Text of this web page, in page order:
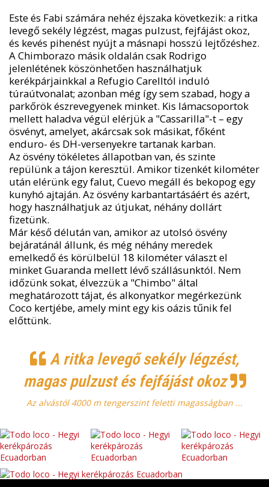
Este és Fabi számára nehéz éjszaka következik: a ritka
levegő sekély légzést, magas pulzust, fejfájást okoz,
és kevés pihenést nyújt a másnapi hosszú lejtőzéshez.
A Chimborazo másik oldalán csak Rodrigo
jelenlétének köszönhetően használhatjuk
kerékpárjainkkal a Refugio Carelltól induló
túraútvonalat; azonban még így sem szabad, hogy a
parkőrök észrevegyenek minket. Kis lámacsoportok
mellett haladva végül elérjük a "Cassarilla"-t – egy
ösvényt, amelyet, akárcsak sok másikat, főként
enduro- és DH-versenyekre tartanak karban.
Az ösvény tökéletes állapotban van, és szinte
repülünk a tájon keresztül. Amikor tizenkét kilométer
után elérünk egy falut, Cuevo megáll és bekopog egy
kunyhó ajtaján. Az ösvény karbantartásáért és azért,
hogy használhatjuk az útjukat, néhány dollárt
fizetünk.
Már késő délután van, amikor az utolsó ösvény
bejáratánál állunk, és még néhány meredek
emelkedő és körülbelül 18 kilométer választ el
minket Guaranda mellett lévő szállásunktól. Nem
időzünk sokat, élvezzük a "Chimbo" által
meghatározott tájat, és alkonyatkor megérkezünk
Coco kertjébe, amely mint egy kis oázis tűnik fel
előttünk.
A ritka levegő sekély légzést,
magas pulzust és fejfájást okoz
Az alvástól 4000 m tengerszint feletti magasságban ...